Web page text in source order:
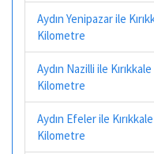
Aydın Yenipazar ile
Kilometre
Aydın Nazilli ile
Kilometre
Aydın Efeler ile
Kilometre